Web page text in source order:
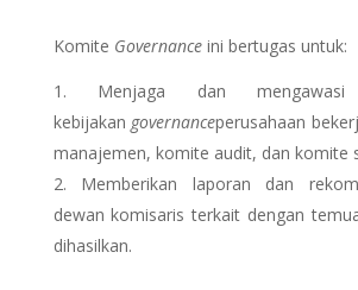
Komite Governanceini bertugas untuk:
Menjaga dan mengawasi
kebijakan governanceperusahaan
manajemen, komite audit, dan komite
Memberikan laporan dan
dewan komisaris terkait dengan
dihasilkan.